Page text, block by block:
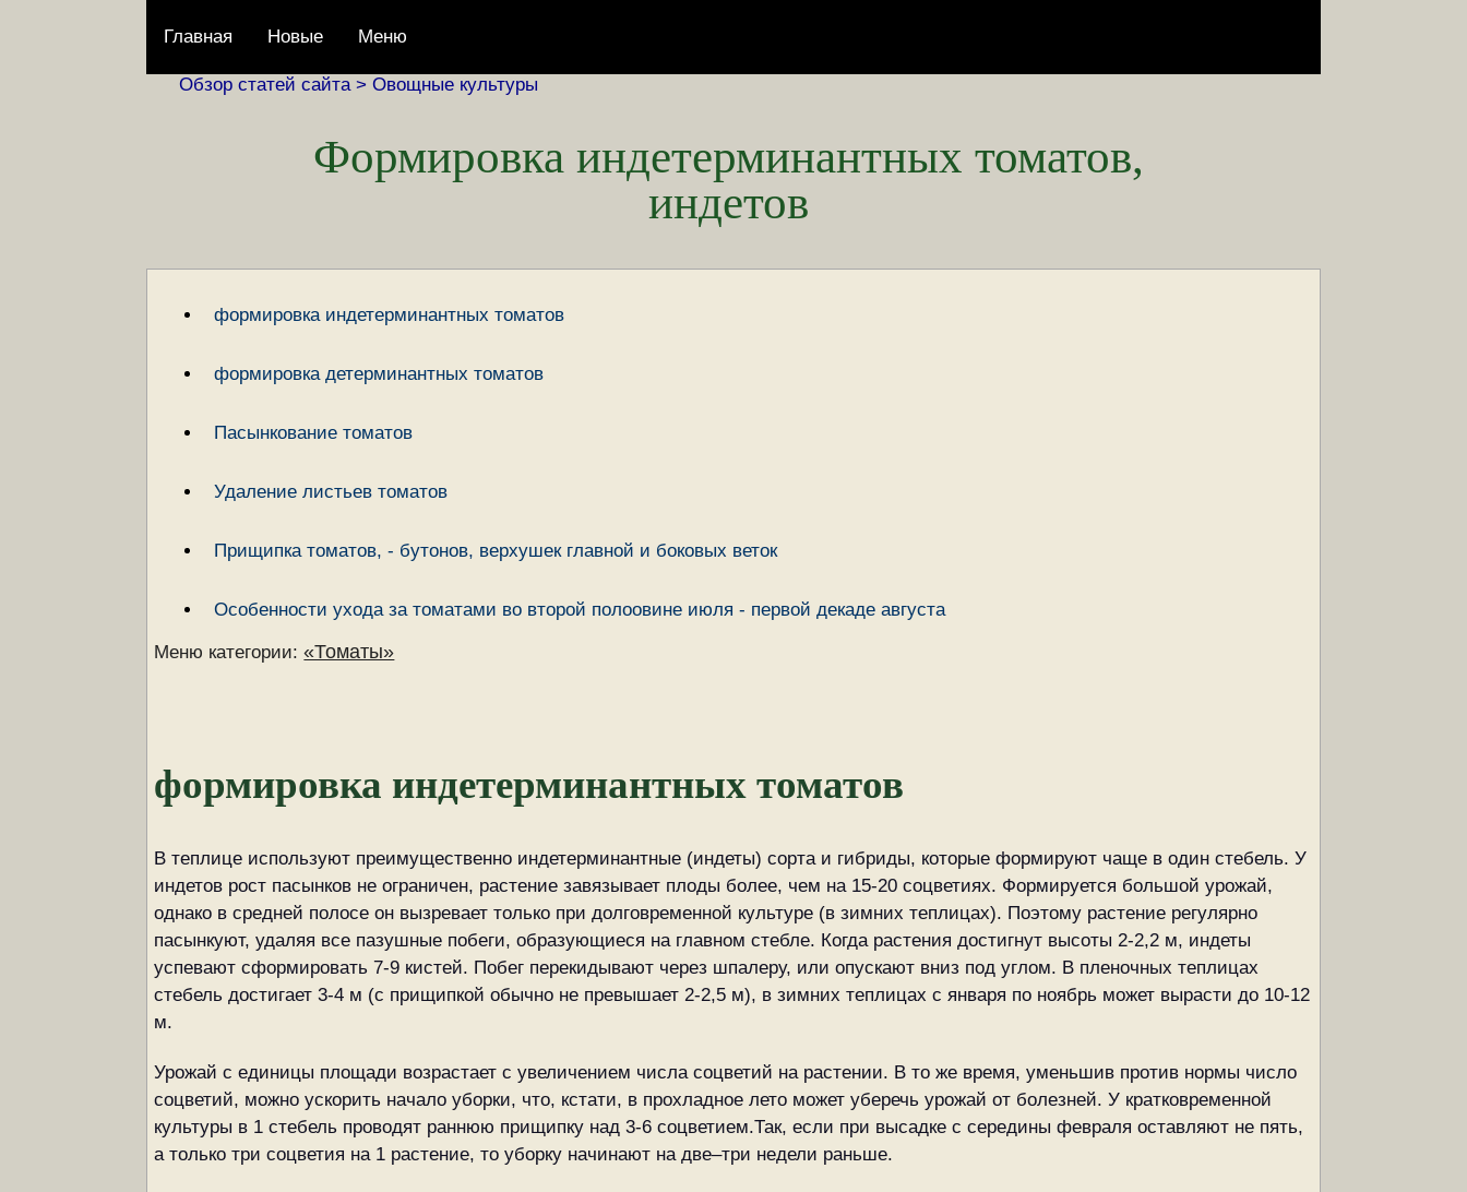
Главная Новые Меню
Обзор статей сайта >Овощные культуры
Формировка индетерминантных томатов,
индетов
формировка индетерминантных томатов
формировка детерминантных томатов
Пасынкование томатов
Удаление листьев томатов
Прищипка томатов, - бутонов, верхушек главной и боковых веток
Особенности ухода за томатами во второй полоовине июля - первой декаде августа
Меню категории:«Томаты»
формировка индетерминантных томатов
В теплице используют преимущественно индетерминантные (индеты) сорта и гибриды, которые формируют чаще в один стебель. У
индетов рост пасынков не ограничен, растение завязывает плоды более, чем на 15-20 соцветиях. Формируется большой урожай,
однако в средней полосе он вызревает только при долговременной культуре (в зимних теплицах). Поэтому растение регулярно
пасынкуют, удаляя все пазушные побеги, образующиеся на главном стебле. Когда растения достигнут высоты 2-2,2 м, индеты
успевают сформировать 7-9 кистей. Побег перекидывают через шпалеру, или опускают вниз под углом. В пленочных теплицах
стебель достигает 3-4 м (с прищипкой обычно не превышает 2-2,5 м), в зимних теплицах с января по ноябрь может вырасти до 10-12
м.
Урожай с единицы площади возрастает с увеличением числа соцветий на растении. В то же время, уменьшив против нормы число
соцветий, можно ускорить начало уборки, что, кстати, в прохладное лето может уберечь урожай от болезней. У кратковременной
культуры в 1 стебель проводят раннюю прищипку над 3-6 соцветием.Так, если при высадке с середины февраля оставляют не пять,
а только три соцветия на 1 растение, то уборку начинают на две–три недели раньше.